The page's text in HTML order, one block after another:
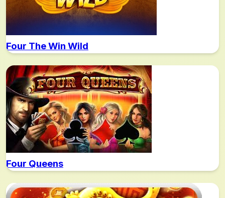
Four The Win Wild
Four Queens